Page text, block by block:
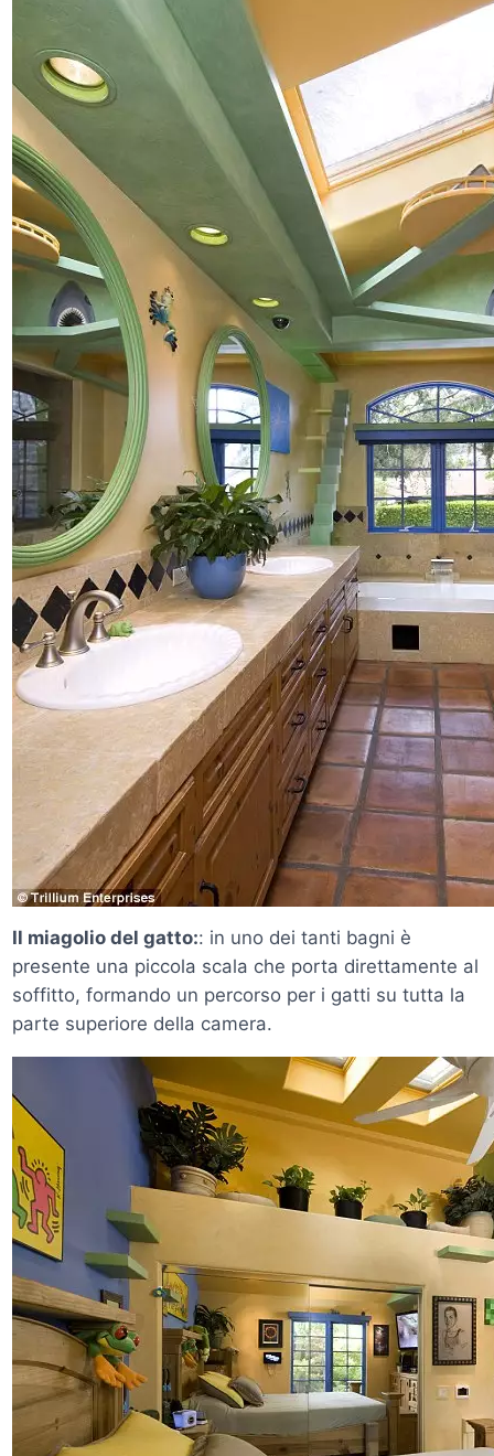
Il miagolio del gatto:: in uno dei tanti bagni è
presente una piccola scala che porta direttamente al
soffitto, formando un percorso per i gatti su tutta la
parte superiore della camera.